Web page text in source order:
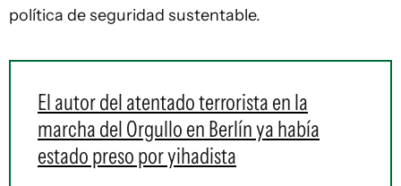
política de seguridad sustentable.
El autor del atentado terrorista en la
marcha del Orgullo en Berlín ya había
estado preso por yihadista